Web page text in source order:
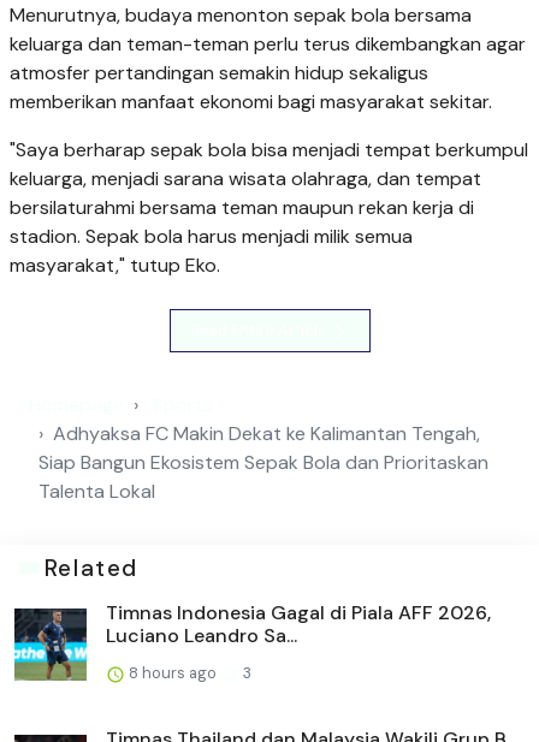
Menurutnya, budaya menonton sepak bola bersama
keluarga dan teman-teman perlu terus dikembangkan agar
atmosfer pertandingan semakin hidup sekaligus
memberikan manfaat ekonomi bagi masyarakat sekitar.
"Saya berharap sepak bola bisa menjadi tempat berkumpul
keluarga, menjadi sarana wisata olahraga, dan tempat
bersilaturahmi bersama teman maupun rekan kerja di
stadion. Sepak bola harus menjadi milik semua
masyarakat," tutup Eko.
Adhyaksa FC Makin Dekat ke Kalimantan Tengah,
Siap Bangun Ekosistem Sepak Bola dan Prioritaskan
Talenta Lokal
Related
Timnas Indonesia Gagal di Piala AFF 2026,
Luciano Leandro Sa...
8 hours ago 3